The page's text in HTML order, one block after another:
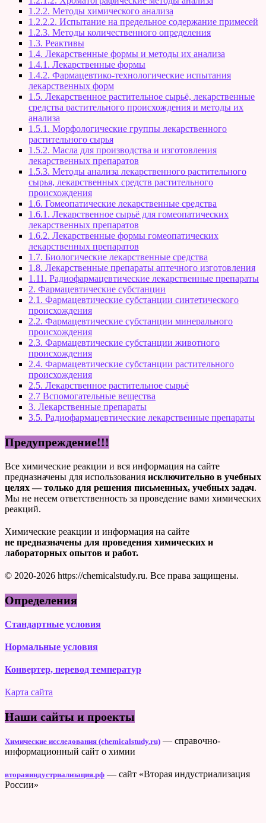
1.2.2. Методы химического анализа
1.2.2.2. Испытание на предельное содержание примесей
1.2.3. Методы количественного определения
1.3. Реактивы
1.4. Лекарственные формы и методы их анализа
1.4.1. Лекарственные формы
1.4.2. Фармацевтико-технологические испытания
лекарственных форм
1.5. Лекарственное растительное сырьё, лекарственные
средства растительного происхождения и методы их
анализа
1.5.1. Морфологические группы лекарственного
растительного сырья
1.5.2. Масла для производства и изготовления
лекарственных препаратов
1.5.3. Методы анализа лекарственного растительного
сырья, лекарственных средств растительного
происхождения
1.6. Гомеопатические лекарственные средства
1.6.1. Лекарственное сырьё для гомеопатических
лекарственных препаратов
1.6.2. Лекарственные формы гомеопатических
лекарственных препаратов
1.7. Биологические лекарственные средства
1.8. Лекарственные препараты аптечного изготовления
1.11. Радиофармацевтические лекарственные препараты
2. Фармацевтические субстанции
2.1. Фармацевтические субстанции синтетического
происхождения
2.2. Фармацевтические субстанции минерального
происхождения
2.3. Фармацевтические субстанции животного
происхождения
2.4. Фармацевтические субстанции растительного
происхождения
2.5. Лекарственное растительное сырьё
2.7 Вспомогательные вещества
3. Лекарственные препараты
3.5. Радиофармацевтические лекарственные препараты
Предупреждение!!!
Все химические реакции и вся информация на сайте
предназначены для использования исключительно в учебных
целях — только для решения письменных, учебных задач.
Мы не несем ответственность за проведение вами химических
реакций.
Химические реакции и информация на сайте
не предназначены для проведения химических и
лабораторных опытов и работ.
© 2020-2026 https://chemicalstudy.ru. Все права защищены.
Определения
Стандартные условия
Нормальные условия
Конвертер, перевод температур
Карта сайта
Наши сайты и проекты
Химические исследования (chemicalstudy.ru) — справочно-
информационный сайт о химии
втораяиндустриализация.рф — сайт «Вторая индустриализация
России»